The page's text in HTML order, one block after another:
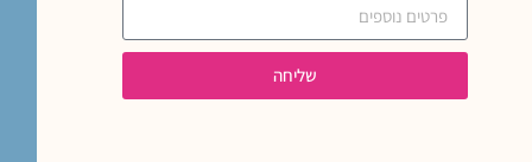
שליחה